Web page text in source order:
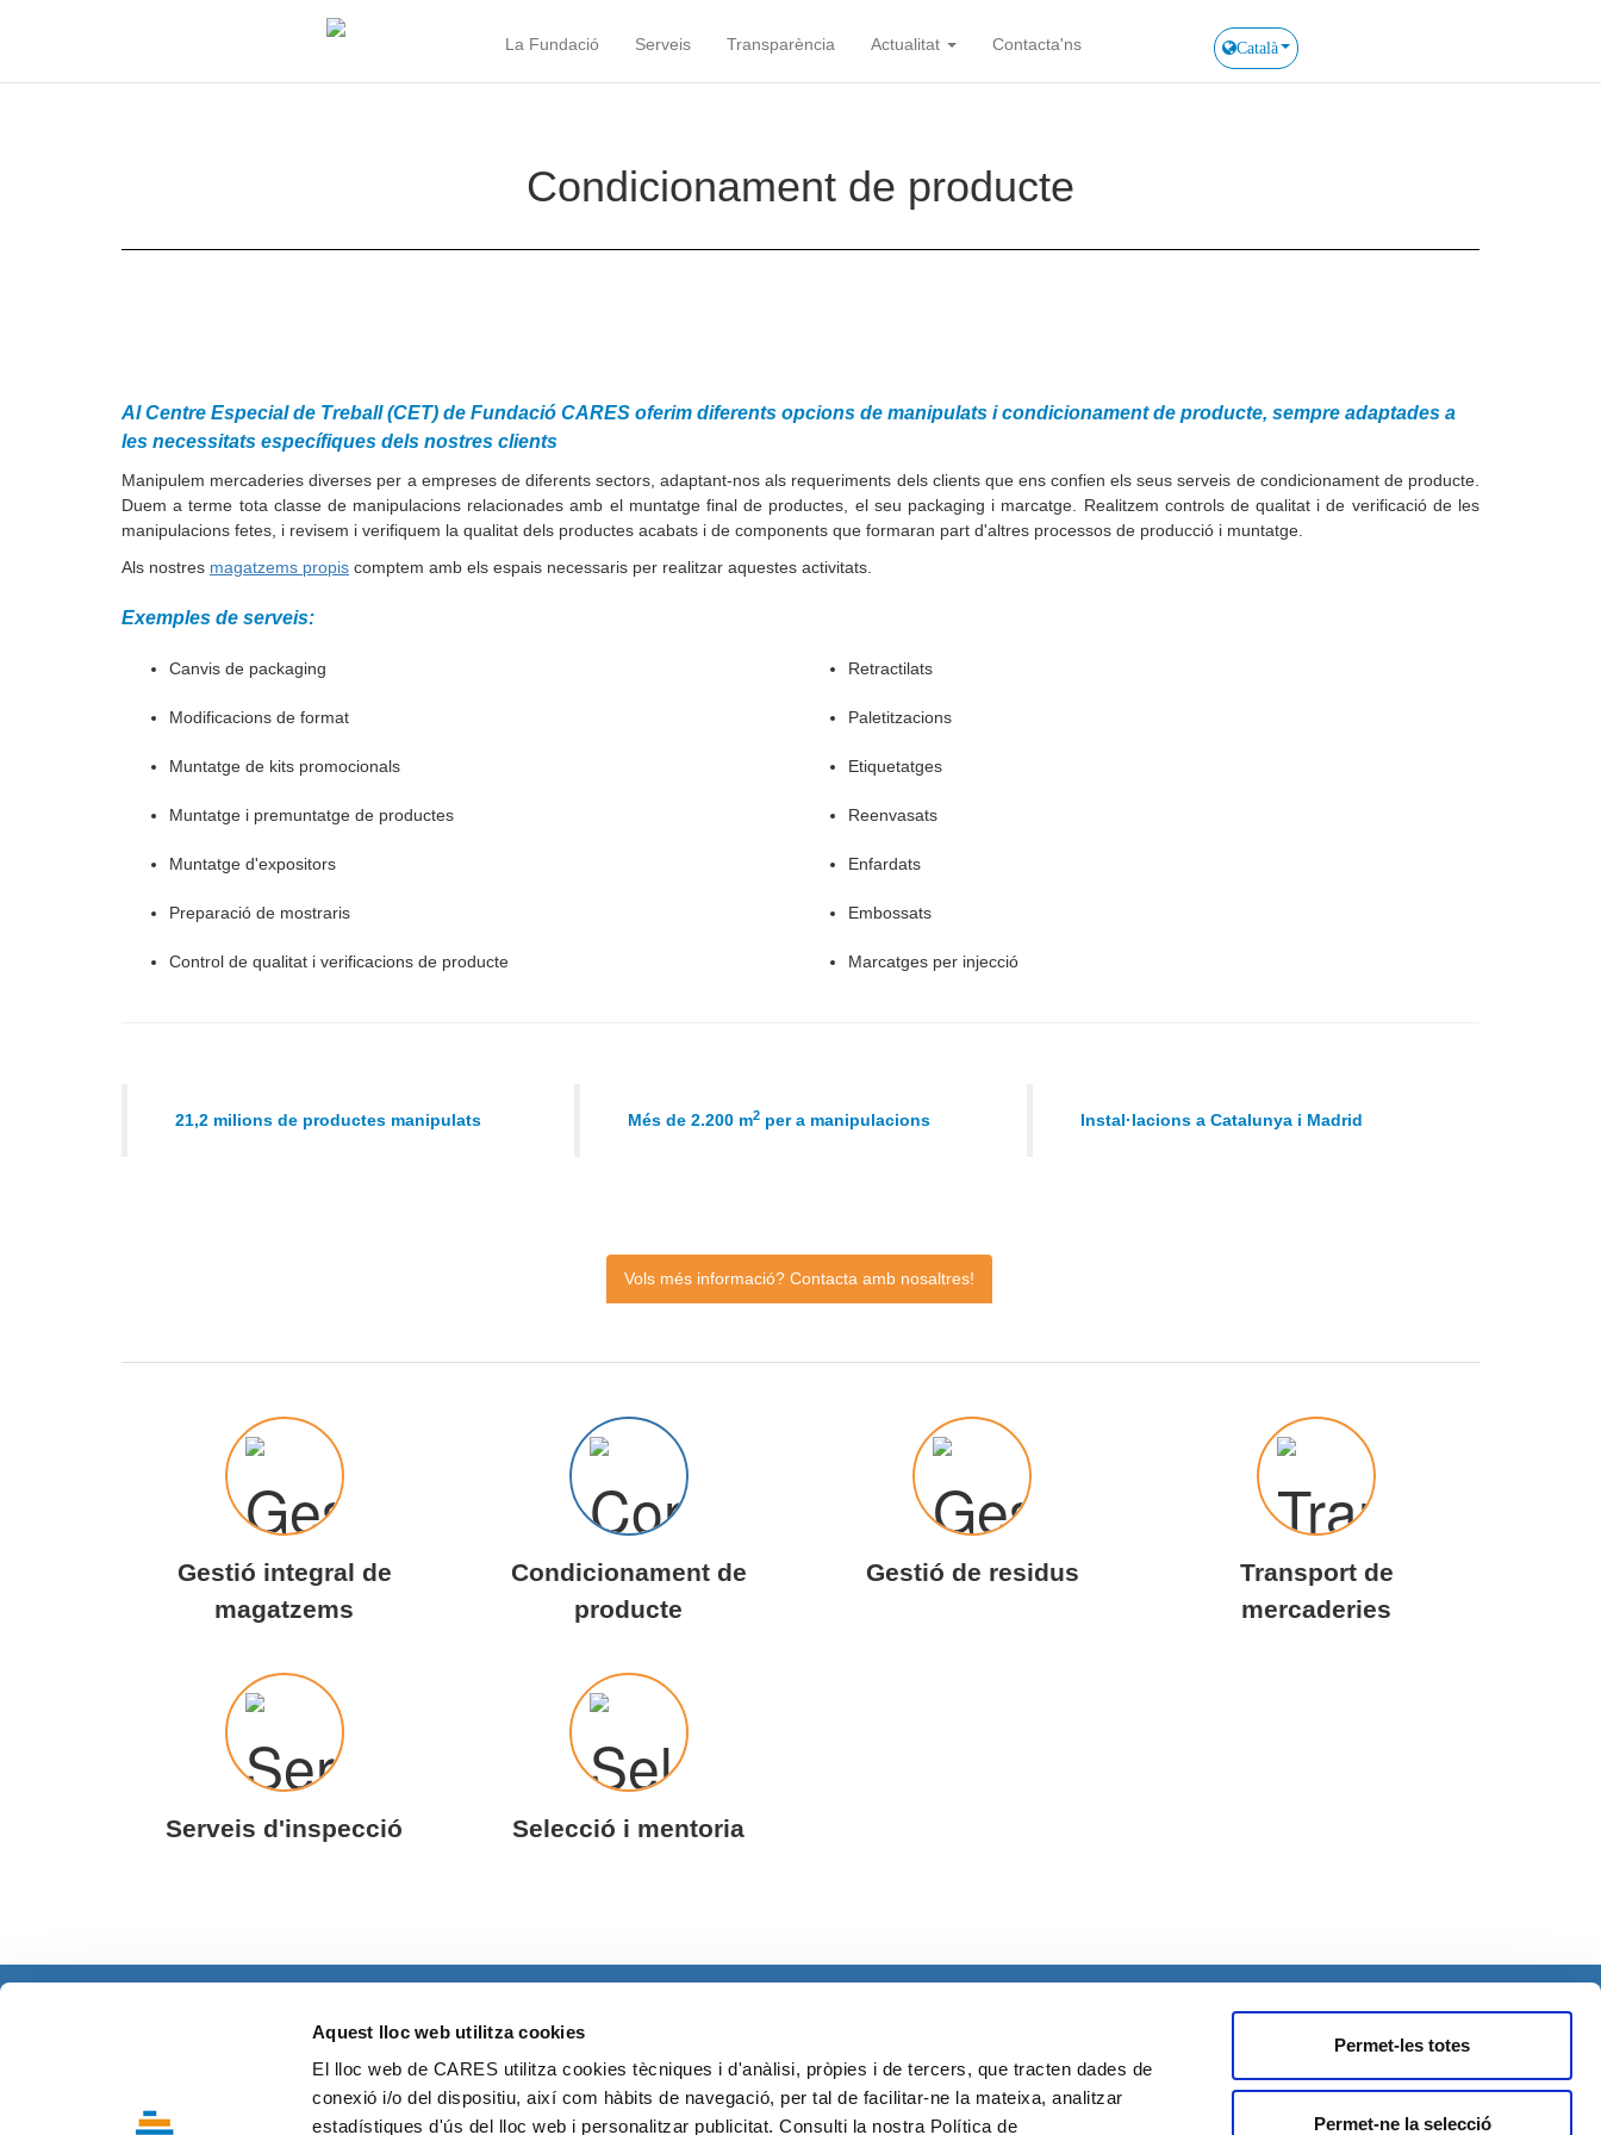
Aquest lloc web utilitza cookies
El lloc web de CARES utilitza cookies tècniques i d'anàlisi, pròpies i de tercers, que tracten dades de
conexió i/o del dispositiu, així com hàbits de navegació, per tal de facilitar-ne la mateixa, analitzar
estadístiques d'ús del lloc web i personalitzar publicitat. Consulti la nostra Política de
Permet-les totes
Permet-ne la selecció
La Fundació Serveis Transparència Actualitat Contacta'ns Català
Condicionament de producte
Al Centre Especial de Treball (CET) de Fundació CARES oferim diferents opcions de manipulats i condicionament de producte, sempre adaptades a
les necessitats específiques dels nostres clients
Manipulem mercaderies diverses per a empreses de diferents sectors, adaptant-nos als requeriments dels clients que ens confien els seus serveis de condicionament de producte.
Duem a terme tota classe de manipulacions relacionades amb el muntatge final de productes, el seu packaging i marcatge. Realitzem controls de qualitat i de verificació de les
manipulacions fetes, i revisem i verifiquem la qualitat dels productes acabats i de components que formaran part d'altres processos de producció i muntatge.
Als nostres magatzems propis comptem amb els espais necessaris per realitzar aquestes activitats.
Exemples de serveis:
Canvis de packaging
Modificacions de format
Muntatge de kits promocionals
Muntatge i premuntatge de productes
Muntatge d'expositors
Preparació de mostraris
Control de qualitat i verificacions de producte
Retractilats
Paletitzacions
Etiquetatges
Reenvasats
Enfardats
Embossats
Marcatges per injecció
21,2 milions de productes manipulats Més de 2.200 m2per a manipulacions Instal·lacions a Catalunya i Madrid
Vols més informació? Contacta amb nosaltres!
Gestió integral de
magatzems
Condicionament de
producte
Gestió de residus
Transport de
mercaderies
Serveis d'inspecció Selecció i mentoria
Contracta els nostres professionals
Bústia ètica
Política de privacitat